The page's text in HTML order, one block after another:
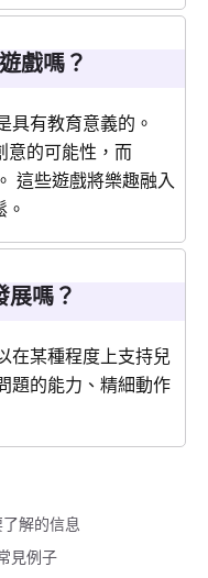
戲嗎？
具有教育意義的。
的可能性，而
這些遊戲將樂趣融入
展嗎？
在某種程度上支持兒
題的能力、精細動作
解的信息
見例子